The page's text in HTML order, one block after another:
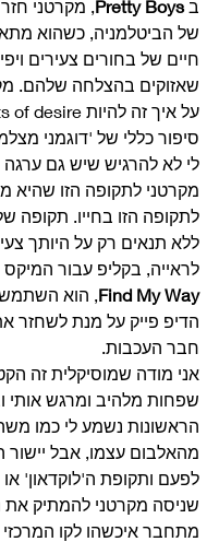
ב Pretty Boys, מקרטני
של הביטלמניה, כשהוא
חיים של בחורים צעירים
שאזוקים בהצלחה שלהם.
סיפור כללי של 'דוגמני
לי לא להרגיש שיש גם
מקרטני לתקופה הזו שהיא
לתקופה הזו בחייו. תקופה
ללא תנאים רק על היותך
לראייה, בקליפ עבור
Find My Way, הוא השתמש
הדיפ פייק על מנת לשחזר
חבר העכבות.
אני מודה שמוסיקלית זה
שפחות מלהיב ומרגש אותי
הראשונות נשמע לי כמו
מהאלבום עצמו, אבל יישור
לפעם ותקופת ה'לוקדאון' או
שניסה מקרטני להמתיק את
מתחבר איכשהו לקו